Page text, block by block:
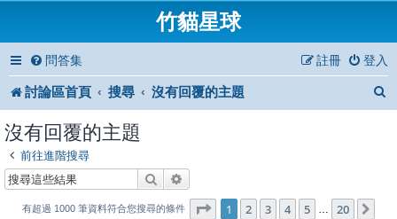
竹貓星球
問答集 登入
註冊
討論區首頁 搜尋 沒有回覆的主題
沒有回覆的主題
前往進階搜尋
搜尋
有超過 1000 筆資料符合您搜尋的條件 第1 頁 (共 20頁)
1 2 3 4 5 … 20